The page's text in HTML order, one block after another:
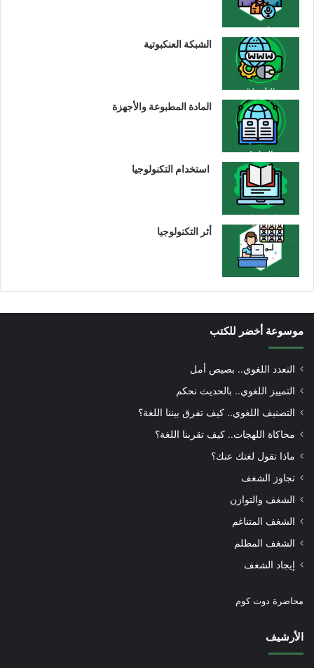
الشبكة العنكبوتية
المادة المطبوعة والأجهزة
استخدام التكنولوجيا
أثر التكنولوجيا
موسوعة أخضر للكتب
التعدد اللغوي.. بصيص أمل
التمييز اللغوي.. بالحديث نحكم
التصنيف اللغوي.. كيف تفرق بيننا اللغة؟
محاكاة اللهجات.. كيف تقربنا اللغة؟
ماذا تقول لغتك عنك؟
تجاوز الشغف
الشغف والتوازن
الشغف المتناغم
الشغف المظلم
إيجاد الشغف
محاضرة دوت كوم
الأرشيف